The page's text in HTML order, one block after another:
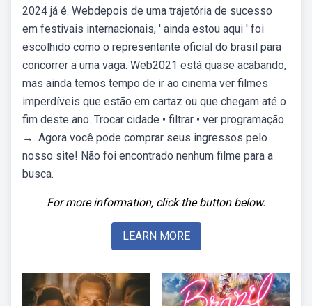
2024 já é. Webdepois de uma trajetória de sucesso
em festivais internacionais, ' ainda estou aqui ' foi
escolhido como o representante oficial do brasil para
concorrer a uma vaga. Web2021 está quase acabando,
mas ainda temos tempo de ir ao cinema ver filmes
imperdíveis que estão em cartaz ou que chegam até o
fim deste ano. Trocar cidade • filtrar • ver programação
→. Agora você pode comprar seus ingressos pelo
nosso site! Não foi encontrado nenhum filme para a
busca.
For more information, click the button below.
LEARN MORE